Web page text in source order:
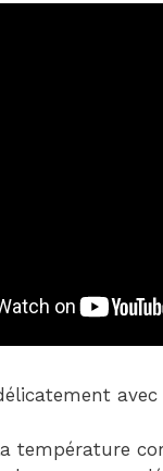
température